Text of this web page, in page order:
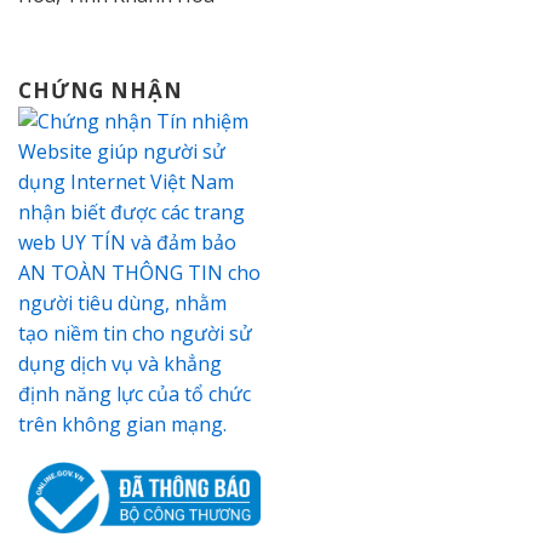
CHỨNG NHẬN